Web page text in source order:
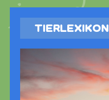
TIERLEXIKON